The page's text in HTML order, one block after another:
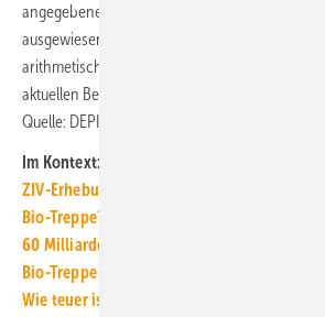
angegebene 12-Monatsdurchschnitt wird nicht
ausgewiesen, er wird von der TGA+E-
arithmetische Mittelwert aus dem DEPI-
aktuellen Berichterstattung und der elf
Quelle: DEPI, eigene Berechnungen / jv
Im Kontext:
ZIV-Erhebung 2025: Wenig Dynamik beim
Bio-Treppe? Die Grüngasquote wird Erdgas
60 Milliarden Euro bis 2035 für neue Gas-
Bio-Treppe für Eigenheime: Die Nur-Gas-
Wie teuer ist Strom für Haushalte, wenn sie